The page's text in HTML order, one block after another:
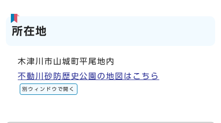
所在地
木津川市山城町平尾地内
不動川砂防歴史公園の地図はこちら
別ウィンドウで開く